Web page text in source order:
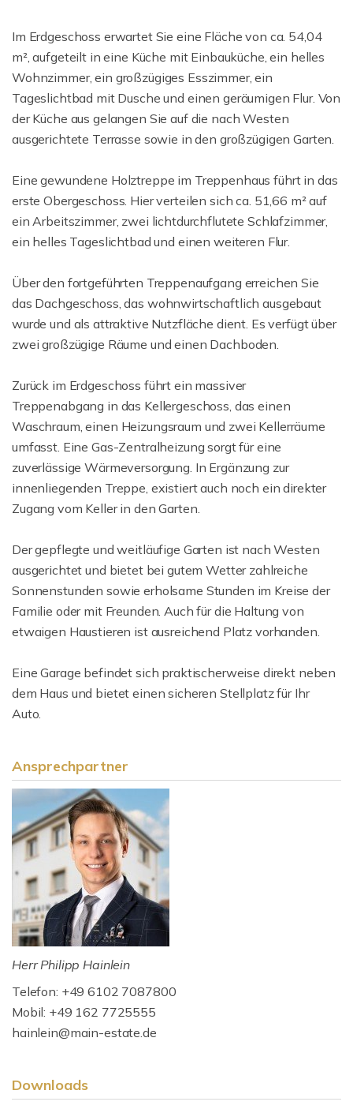
Im Erdgeschoss erwartet Sie eine Fläche von ca. 54,04
m², aufgeteilt in eine Küche mit Einbauküche, ein helles
Wohnzimmer, ein großzügiges Esszimmer, ein
Tageslichtbad mit Dusche und einen geräumigen Flur. Von
der Küche aus gelangen Sie auf die nach Westen
ausgerichtete Terrasse sowie in den großzügigen Garten.
Eine gewundene Holztreppe im Treppenhaus führt in das
erste Obergeschoss. Hier verteilen sich ca. 51,66 m² auf
ein Arbeitszimmer, zwei lichtdurchflutete Schlafzimmer,
ein helles Tageslichtbad und einen weiteren Flur.
Über den fortgeführten Treppenaufgang erreichen Sie
das Dachgeschoss, das wohnwirtschaftlich ausgebaut
wurde und als attraktive Nutzfläche dient. Es verfügt über
zwei großzügige Räume und einen Dachboden.
Zurück im Erdgeschoss führt ein massiver
Treppenabgang in das Kellergeschoss, das einen
Waschraum, einen Heizungsraum und zwei Kellerräume
umfasst. Eine Gas-Zentralheizung sorgt für eine
zuverlässige Wärmeversorgung. In Ergänzung zur
innenliegenden Treppe, existiert auch noch ein direkter
Zugang vom Keller in den Garten.
Der gepflegte und weitläufige Garten ist nach Westen
ausgerichtet und bietet bei gutem Wetter zahlreiche
Sonnenstunden sowie erholsame Stunden im Kreise der
Familie oder mit Freunden. Auch für die Haltung von
etwaigen Haustieren ist ausreichend Platz vorhanden.
Eine Garage befindet sich praktischerweise direkt neben
dem Haus und bietet einen sicheren Stellplatz für Ihr
Auto.
Ansprechpartner
Herr Philipp Hainlein
Telefon: +49 6102 7087800
Mobil: +49 162 7725555
hainlein@main-estate.de
Downloads